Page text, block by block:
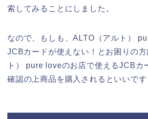
索してみることにしました。
なので、もしも、ALTO（アルト）
JCBカードが使えない！とお困りの
ト） pure loveのお店で使えるJCBカ
確認の上商品を購入されるといいです